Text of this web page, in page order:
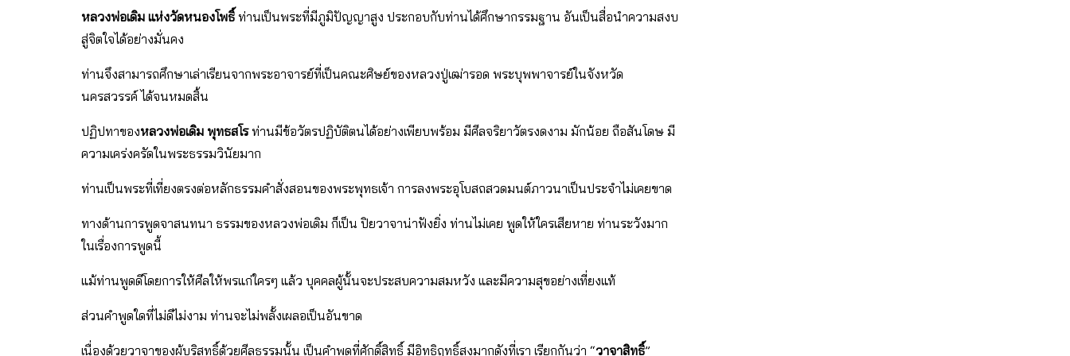
หลวงพ่อเดิม แห่งวัดหนองโพธิ์ ท่านเป็นพระที่มีภูมิปัญญาสูง ประกอบกับท่านได้ศึกษากรรมฐาน อันเป็นสื่อนําความสงบ
สู่จิตใจได้อย่างมั่นคง
ท่านจึงสามารถศึกษาเล่าเรียนจากพระอาจารย์ที่เป็นคณะศิษย์ของหลวงปู่เฒ่ารอด พระบุพพาจารย์ในจังหวัด
นครสวรรค์ ได้จนหมดสิ้น
ปฏิปทาของหลวงพ่อเดิม พุทธสโรท่านมีข้อวัตรปฏิบัติตนได้อย่างเพียบพร้อม มีศีลจริยาวัตรงดงาม มักน้อย ถือสันโดษ มี
ความเคร่งครัดในพระธรรมวินัยมาก
ท่านเป็นพระที่เที่ยงตรงต่อหลักธรรมคําสั่งสอนของพระพุทธเจ้า การลงพระอุโบสถสวดมนต์ภาวนาเป็นประจําไม่เคยขาด
ทางด้านการพูดจาสนทนา ธรรมของหลวงพ่อเดิม ก็เป็น ปิยวาจาน่าฟังยิ่ง ท่านไม่เคย พูดให้ใครเสียหาย ท่านระวังมาก
ในเรื่องการพูดนี้
แม้ท่านพูดดีโดยการให้ศีลให้พรแก่ใครๆ แล้ว บุคคลผู้นั้นจะประสบความสมหวัง และมีความสุขอย่างเที่ยงแท้
ส่วนคําพูดใดที่ไม่ดีไม่งาม ท่านจะไม่พลั้งเผลอเป็นอันขาด
เนื่องด้วยวาจาของผู้บริสุทธิ์ด้วยศีลธรรมนั้น เป็นคําพูดที่ศักดิ์สิทธิ์ มีอิทธิฤทธิ์สูงมากดังที่เรา เรียกกันว่า “วาจาสิทธิ์”